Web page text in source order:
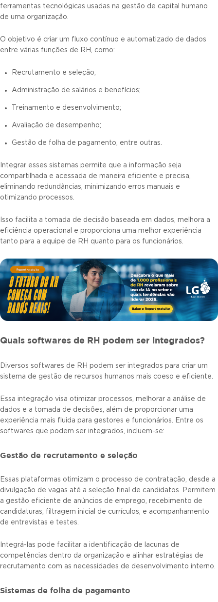
ferramentas tecnológicas usadas na gestão de capital humano
de uma organização.
O objetivo é criar um fluxo contínuo e automatizado de dados
entre várias funções de RH, como:
Recrutamento e seleção;
Administração de salários e benefícios;
Treinamento e desenvolvimento;
Avaliação de desempenho;
Gestão de folha de pagamento, entre outras.
Integrar esses sistemas permite que a informação seja
compartilhada e acessada de maneira eficiente e precisa,
eliminando redundâncias, minimizando erros manuais e
otimizando processos.
Isso facilita a tomada de decisão baseada em dados, melhora a
eficiência operacional e proporciona uma melhor experiência
tanto para a equipe de RH quanto para os funcionários.
Quais softwares de RH podem ser integrados?
Diversos softwares de RH podem ser integrados para criar um
sistema de gestão de recursos humanos mais coeso e eficiente.
Essa integração visa otimizar processos, melhorar a análise de
dados e a tomada de decisões, além de proporcionar uma
experiência mais fluida para gestores e funcionários. Entre os
softwares que podem ser integrados, incluem-se:
Gestão de recrutamento e seleção
Essas plataformas otimizam o processo de contratação, desde a
divulgação de vagas até a seleção final de candidatos. Permitem
a gestão eficiente de anúncios de emprego, recebimento de
candidaturas, filtragem inicial de currículos, e acompanhamento
de entrevistas e testes.
Integrá-las pode facilitar a identificação de lacunas de
competências dentro da organização e alinhar estratégias de
recrutamento com as necessidades de desenvolvimento interno.
Sistemas de folha de pagamento